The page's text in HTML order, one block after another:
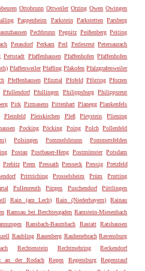
Ottobrunn Ottweiler Otzing Owen Owingen
Pappenheim Parkstein Parkstetten Parsberg
Pechbrunn Pegnitz Peißenberg Peiting
Perasdorf Perkam Perl Perlesreut Petersaurach
Pettstadt Pfaffenhausen Pfaffenhofen Pfaffenhofen
Pfaffenweiler Pfaffing Pfakofen Pfalzgrafenweiler
Pfeffenhausen Pfinztal Pfofeld Pförring Pforzen
Pfullendorf Pfullingen Philippsburg Philippsreut
Pirk Pirmasens Pittenhart Planegg Plankenfels
Pleinfeld Pleiskirchen Pleß Pleystein
Pliening
Pocking Pöcking Poing Polch
Pollenfeld
Polsingen Pommelsbrunn
Pommersfelden
Postau Postbauer-Heng Postmünster Potsdam
Prebitz Prem Pressath Presseck Pressig Pretzfeld
Prittriching Prosselsheim Prüm
Prutting
Pullenreuth Pürgen Puschendorf
Püttlingen
Rain (am Lech) Rain (Niederbayern)
Rainau
Ramsau bei Berchtesgaden Ramstein-Miesenbach
Ransbach-Baumbach Rastatt
Ratshausen
Raubling Rauenberg Rauhenebrach Ravensburg
Rechtenstein Rechtmehring
Reckendorf
an der Rodach Regen Regensburg
Regenstauf